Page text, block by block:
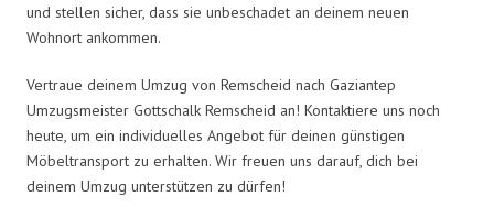
und stellen sicher, dass sie unbeschadet an deinem neuen
Wohnort ankommen.
Vertraue deinem Umzug von Remscheid nach Gaziantep
Umzugsmeister Gottschalk Remscheid an! Kontaktiere uns noch
heute, um ein individuelles Angebot für deinen günstigen
Möbeltransport zu erhalten. Wir freuen uns darauf, dich bei
deinem Umzug unterstützen zu dürfen!